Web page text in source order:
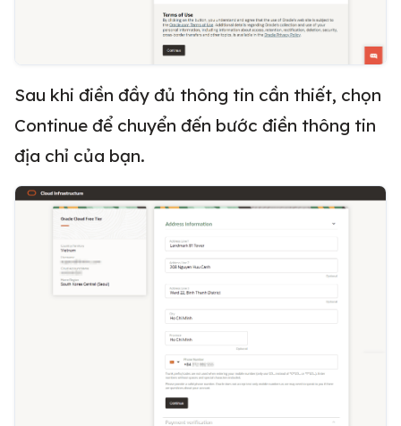
Sau khi điền đầy đủ thông tin cần thiết, chọn
Continue để chuyển đến bước điền thông tin
địa chỉ của bạn.